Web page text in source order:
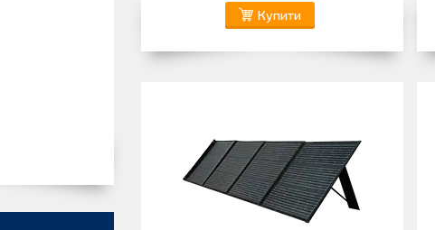
Купити